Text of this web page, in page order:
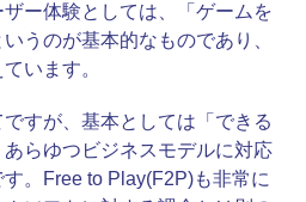
ー体験としては、「ゲームを
うのが基本的なものであり、
います。
すが、基本としては「できる
らゆつビジネスモデルに対応
。Free to Play(F2P)も非常に